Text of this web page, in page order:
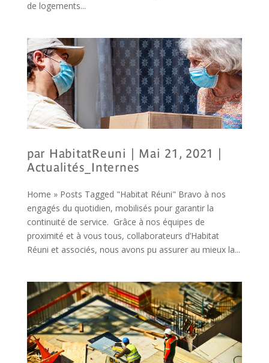
de logements...
par HabitatReuni | Mai 21, 2021 |
Actualités_Internes
Home » Posts Tagged "Habitat Réuni" Bravo à nos
engagés du quotidien, mobilisés pour garantir la
continuité de service. Grâce à nos équipes de
proximité et à vous tous, collaborateurs d’Habitat
Réuni et associés, nous avons pu assurer au mieux la...